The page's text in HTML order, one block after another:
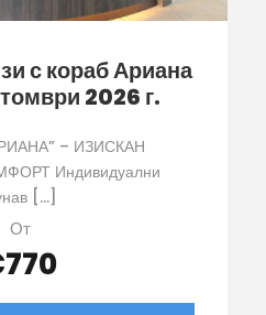
с кораб Ариана
2026 г.
– ИЗИСКАН
Индивидуални
[…]
От